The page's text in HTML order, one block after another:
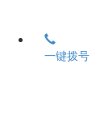
一键拨号